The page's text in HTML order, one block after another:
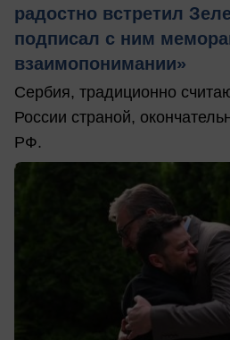
радостно встретил
подписал с ним
взаимопонимании»
Сербия, традиционно
России страной,
РФ.